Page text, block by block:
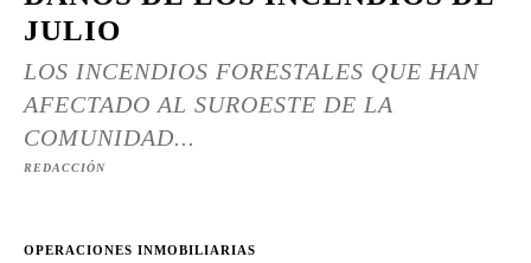
JULIO
LOS INCENDIOS FORESTALES QUE HAN
AFECTADO AL SUROESTE DE LA
COMUNIDAD...
REDACCIÓN
OPERACIONES INMOBILIARIAS